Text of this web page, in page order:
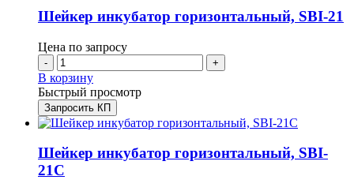
Шейкер инкубатор горизонтальный, SBI-21
Цена по запросу
- +
В корзину
Быстрый просмотр
Запросить КП
Шейкер инкубатор горизонтальный, SBI-
21C